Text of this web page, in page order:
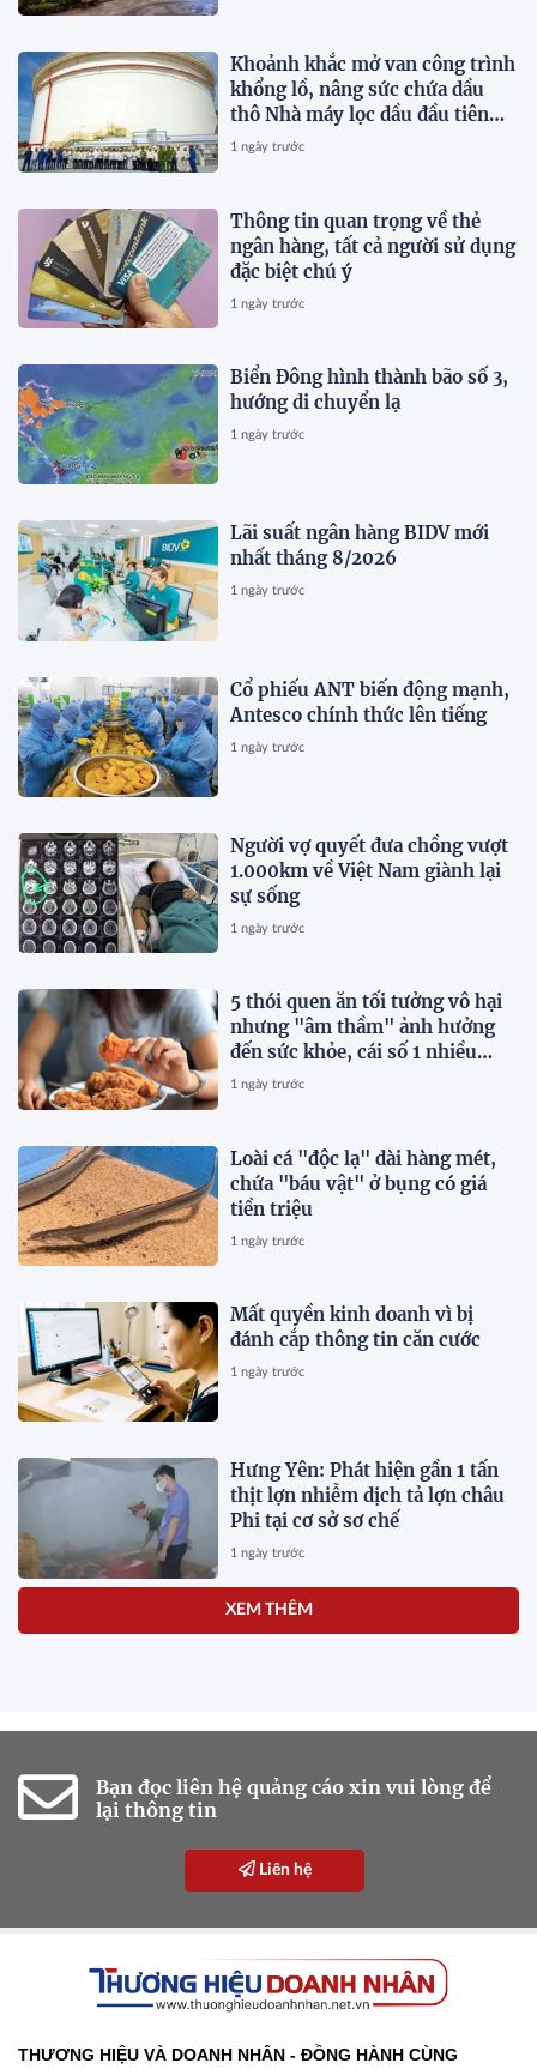
Khoảnh khắc mở van công trình
khổng lồ, nâng sức chứa dầu
thô Nhà máy lọc dầu đầu tiên
của Việt Nam lên 585.000 m³
1 ngày trước
Thông tin quan trọng về thẻ
ngân hàng, tất cả người sử dụng
đặc biệt chú ý
1 ngày trước
Biển Đông hình thành bão số 3,
hướng di chuyển lạ
1 ngày trước
Lãi suất ngân hàng BIDV mới
nhất tháng 8/2026
1 ngày trước
Cổ phiếu ANT biến động mạnh,
Antesco chính thức lên tiếng
1 ngày trước
Người vợ quyết đưa chồng vượt
1.000km về Việt Nam giành lại
sự sống
1 ngày trước
5 thói quen ăn tối tưởng vô hại
nhưng "âm thầm" ảnh hưởng
đến sức khỏe, cái số 1 nhiều
người vẫn mắc
1 ngày trước
Loài cá "độc lạ" dài hàng mét,
chứa "báu vật" ở bụng có giá
tiền triệu
1 ngày trước
Mất quyền kinh doanh vì bị
đánh cắp thông tin căn cước
1 ngày trước
Hưng Yên: Phát hiện gần 1 tấn
thịt lợn nhiễm dịch tả lợn châu
Phi tại cơ sở sơ chế
1 ngày trước
Gỡ 'vòng kim cô', mở lối cho
ngờ bật tăng
1 ngày trước